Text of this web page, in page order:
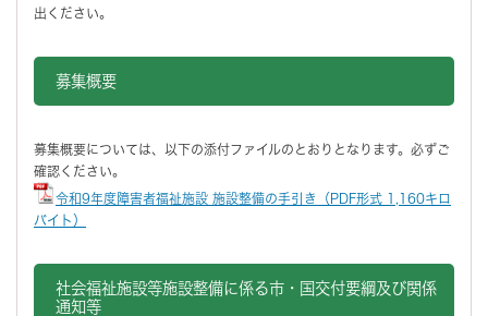
出ください。
募集概要
募集概要については、以下の添付ファイルのとおりとなります。必ずご
確認ください。
令和9年度障害者福祉施設 施設整備の手引き（PDF形式 1,160キロ
バイト）
社会福祉施設等施設整備に係る市・国交付要綱及び関係
通知等